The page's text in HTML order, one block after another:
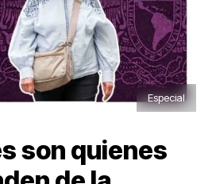
Especial
son quienes